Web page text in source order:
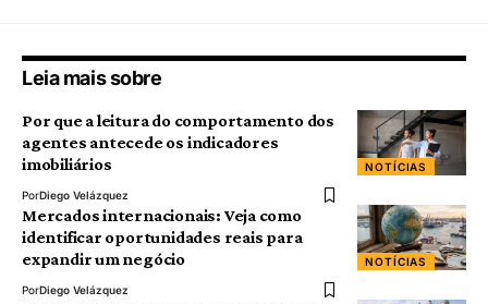
Leia mais sobre
NOTÍCIAS
Por que a leitura do comportamento dos
agentes antecede os indicadores
imobiliários
PorDiego Velázquez
NOTÍCIAS
Mercados internacionais: Veja como
identificar oportunidades reais para
expandir um negócio
PorDiego Velázquez